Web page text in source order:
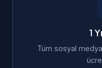
1
Tüm sosyal